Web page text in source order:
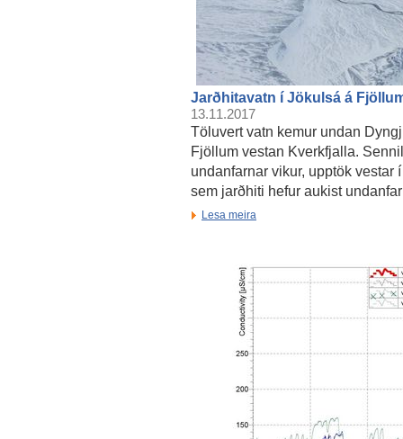
Jarðhitavatn í Jökulsá á
13.11.2017
Töluvert vatn kemur undan
Fjöllum vestan Kverkfjalla.
undanfarnar vikur, upptök
sem jarðhiti hefur aukist
Lesa meira